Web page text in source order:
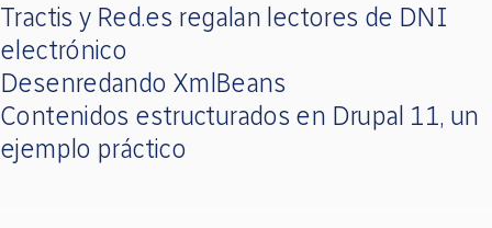
Tractis y Red.es regalan lectores de DNI
electrónico
Desenredando XmlBeans
Contenidos estructurados en Drupal 11, un
ejemplo práctico